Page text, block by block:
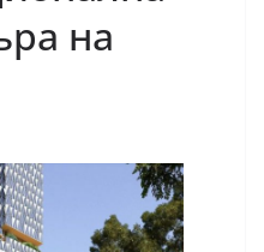
на